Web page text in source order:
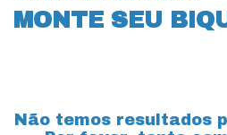
MONTE SEU
Não temos resultados